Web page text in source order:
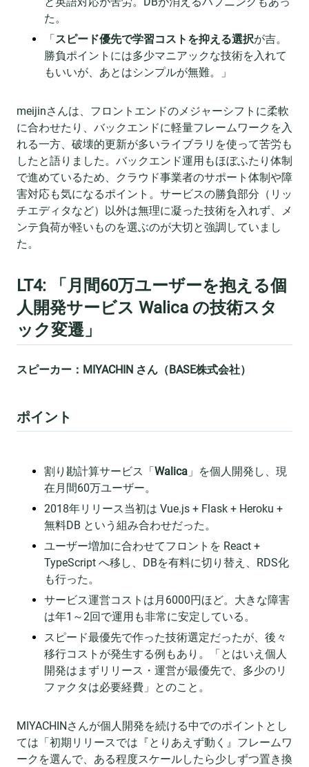
た。
「 スピード優先で学習コストを抑える選択が吉。
勝負ポイントには多少マニアックな技術を入れて
もいいが、あとはシンプルが無難。」
meijinさんは、フロントエンドのメジャーシフトに柔軟
に合わせたり、バックエンドに軽量フレームワークを入
れる一方、破壊的更新が多いライブラリを使って苦労も
したと語りました。バックエンド運用もほぼふたり体制
で進めているため、クラウド事業者のサポート体制や障
害対応も気になるポイント。サービスの勝負部分（リッ
チエディタなど）以外は無理に凝った技術を入れず、メ
ンテ負荷が軽いものを選ぶのが大切と強調していまし
た。
LT4: 「月間60万ユーザーを抱える個
人開発サービス Walica の技術スタ
ック変遷」
スピーカー：MIYACHIN さん（BASE株式会社）
ポイント
割り勘計算サービス「Walica 」を個人開発し、現
在月間60万ユーザー。
2018年リリース当初は Vue.js + Flask + Heroku +
無料DB という組み合わせだった。
ユーザー増加に合わせてフロントを React +
TypeScript へ移し、DBを有料に切り替え、RDS化
も行った。
サービス運営コストは月6000円ほど。大きな障害
は年1～2回で運用も非常に安定している。
スピード最優先で作った技術選定だったが、後々
移行コストが発生する例もあり。「とはいえ個人
開発はまずリリース・運営が最優先で、多少のリ
ファクタは必要経費」とのこと。
MIYACHINさんが個人開発を続ける中でのポイントとし
ては「初期リリースでは『とりあえず動く』フレームワ
ークを選んで、ある程度スケールしたら少しずつ置き換